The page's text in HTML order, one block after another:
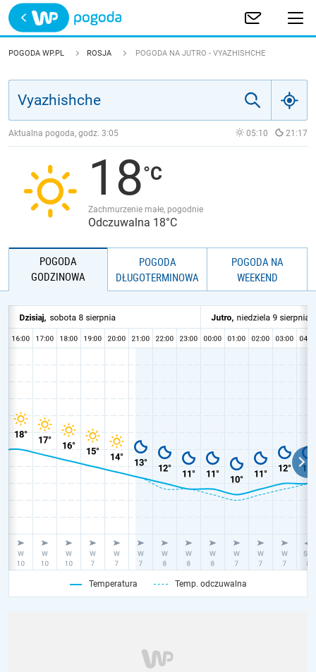
Trwa ładowanie
POLSKA
JAKOŚĆ POWIETRZA
POGODA WP.PL ROSJA POGODA NA JUTRO - VYAZHISHCHE
Aktualna pogoda, godz. 3:05 05:10 21:17
18
Zachmurzenie małe, pogodnie
Odczuwalna 18°C
POGODA
GODZINOWA
POGODA
DŁUGOTERMINOWA
POGODA NA
WEEKEND
Temperatura Temp. odczuwalna